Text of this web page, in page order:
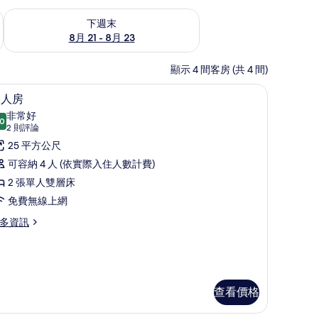
下週末
8月 21 - 8月 23
查看下週末 (8月 21 - 8月 23) 的供應情況
顯示 4 間客房 (共 4 間)
10 房
分，滿分 10 分
非常好
2 則評論
(2
則
評
論)
25 平方公尺
可容納 4 人 (依實際入住人數計費)
2 張單人雙層床
免費無線上網
資訊
查看價格